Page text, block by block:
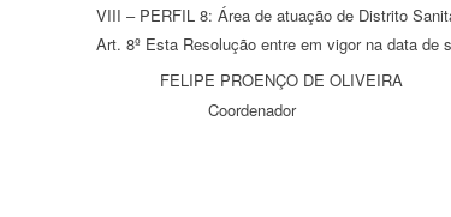
VIII – PERFIL 8: Área de atuação de Distrito
Art. 8º Esta Resolução entre em vigor na data de
FELIPE PROENÇO DE OLIVEIRA
Coordenador